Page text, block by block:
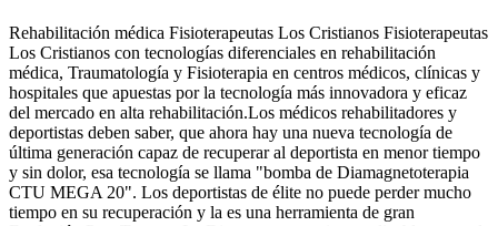
Rehabilitación médica Fisioterapeutas Los Cristianos Fisioterapeutas
Los Cristianos con tecnologías diferenciales en rehabilitación
médica, Traumatología y Fisioterapia en centros médicos, clínicas y
hospitales que apuestas por la tecnología más innovadora y eficaz
del mercado en alta rehabilitación.Los médicos rehabilitadores y
deportistas deben saber, que ahora hay una nueva tecnología de
última generación capaz de recuperar al deportista en menor tiempo
y sin dolor, esa tecnología se llama "bomba de Diamagnetoterapia
CTU MEGA 20". Los deportistas de élite no puede perder mucho
tiempo en su recuperación y la es una herramienta de gran